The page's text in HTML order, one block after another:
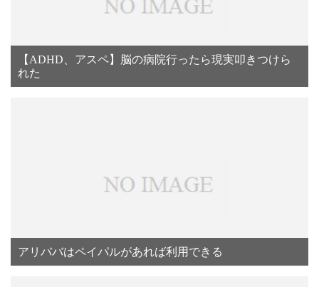
【ADHD、アスペ】脳の病院行ったら現実叩きつけら
れた
アリババはペイパルがあれば利用できる